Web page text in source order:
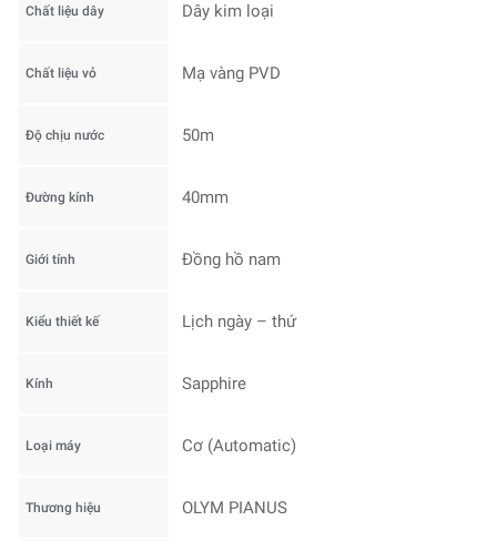
Chất liệu dây Dây kim loại
Chất liệu vỏ Mạ vàng PVD
Độ chịu nước 50m
Đường kính 40mm
Giới tính Đồng hồ nam
Kiểu thiết kế Lịch ngày – thứ
Kính Sapphire
Loại máy Cơ (Automatic)
Thương hiệu OLYM PIANUS